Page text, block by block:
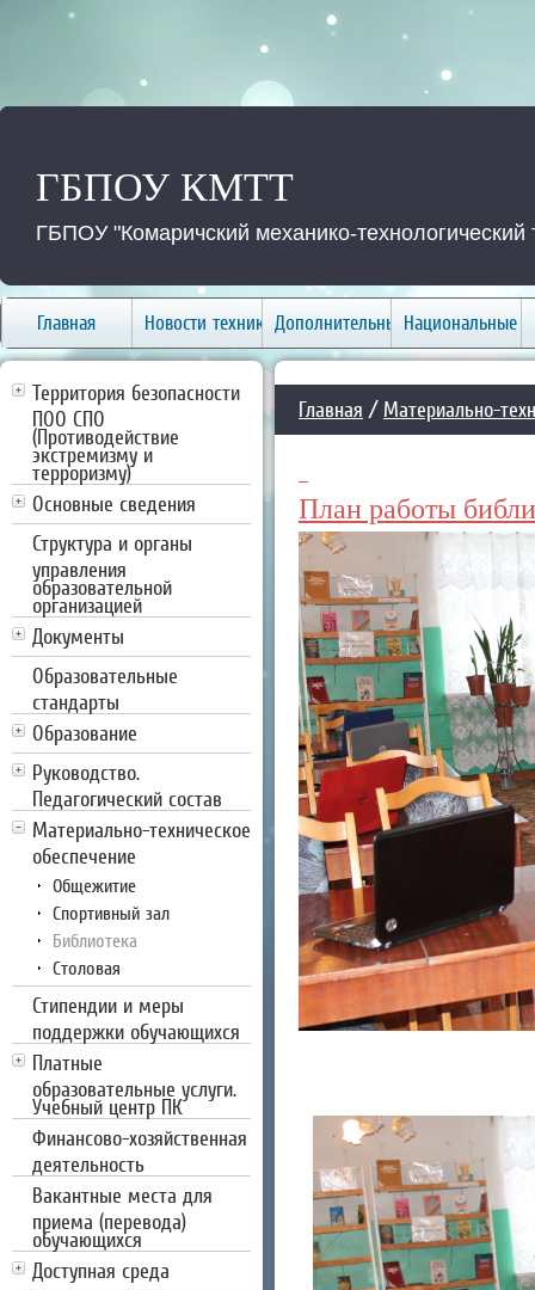
ГБПОУ КМТТ
ГБПОУ "Комаричский механико-технологический
Главная Новости техникумаДополнительные услугиНациональные
Территория безопасности
ПОО СПО
(Противодействие
экстремизму и
терроризму)
Основные сведения
Структура и органы
управления
образовательной
организацией
Документы
Образовательные
стандарты
Образование
Руководство.
Педагогический состав
Материально-техническое
обеспечение
Общежитие
Спортивный зал
Библиотека
Столовая
Стипендии и меры
поддержки обучающихся
Платные
образовательные услуги.
Учебный центр ПК
Финансово-хозяйственная
деятельность
Вакантные места для
приема (перевода)
обучающихся
Доступная среда
Главная / Материально-
План работы